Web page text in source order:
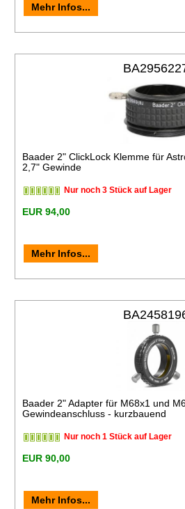
Mehr Infos...
Baader 2" ClickLock Klemme für
2,7" Gewinde
Nur noch 3 Stück auf Lager
EUR 94,00
Mehr Infos...
Baader 2" Adapter für M68x1 und
Gewindeanschluss - kurzbauend
Nur noch 1 Stück auf Lager
EUR 90,00
Mehr Infos...